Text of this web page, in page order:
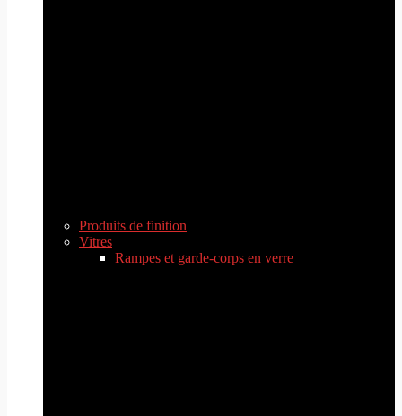
Produits de finition
Vitres
Rampes et garde-corps en verre